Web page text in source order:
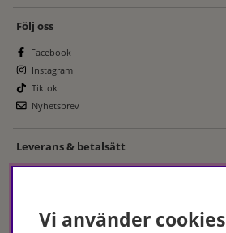
Följ oss
Facebook
Instagram
Tiktok
Nyhetsbrev
Leverans & betalsätt
Vi använder cookies